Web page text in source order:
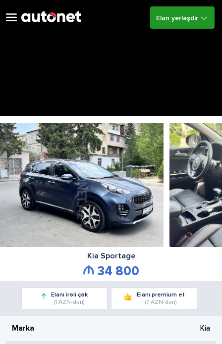
Elan yerləşdir
Kia Sportage
34 800
Elanı irəli çək
(1 AZN-dən)
Elanı premium et
(7 AZN-dən)
Marka Kia